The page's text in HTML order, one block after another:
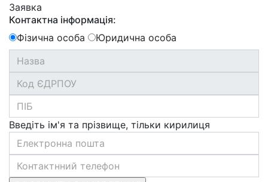
Заявка
Контактна інформація:
Фізична особа
Юридична особа
Введіть ім'я та прізвище, тільки кирилиця